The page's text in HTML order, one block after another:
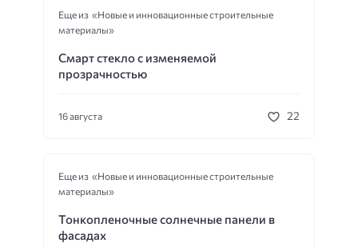
Еще из «Новые и инновационные строительные
материалы»
Смарт стекло с изменяемой
прозрачностью
16 августа 22
Еще из «Новые и инновационные строительные
материалы»
Тонкопленочные солнечные панели в
фасадах